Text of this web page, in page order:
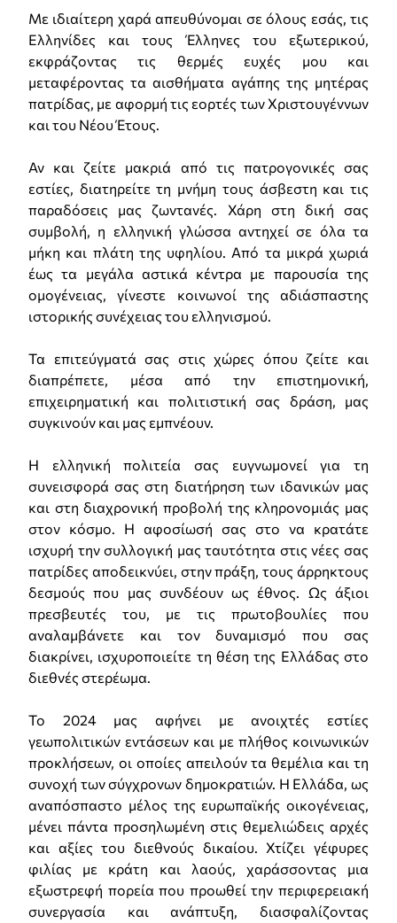
Με ιδιαίτερη χαρά απευθύνομαι σε όλους εσάς, τις
Ελληνίδες και τους Έλληνες του εξωτερικού,
εκφράζοντας τις θερμές ευχές μου και
μεταφέροντας τα αισθήματα αγάπης της μητέρας
πατρίδας, με αφορμή τις εορτές των Χριστουγέννων
και του Νέου Έτους.
Αν και ζείτε μακριά από τις πατρογονικές σας
εστίες, διατηρείτε τη μνήμη τους άσβεστη και τις
παραδόσεις μας ζωντανές. Χάρη στη δική σας
συμβολή, η ελληνική γλώσσα αντηχεί σε όλα τα
μήκη και πλάτη της υφηλίου. Από τα μικρά χωριά
έως τα μεγάλα αστικά κέντρα με παρουσία της
ομογένειας, γίνεστε κοινωνοί της αδιάσπαστης
ιστορικής συνέχειας του ελληνισμού.
Τα επιτεύγματά σας στις χώρες όπου ζείτε και
διαπρέπετε, μέσα από την επιστημονική,
επιχειρηματική και πολιτιστική σας δράση, μας
συγκινούν και μας εμπνέουν.
Η ελληνική πολιτεία σας ευγνωμονεί για τη
συνεισφορά σας στη διατήρηση των ιδανικών μας
και στη διαχρονική προβολή της κληρονομιάς μας
στον κόσμο. Η αφοσίωσή σας στο να κρατάτε
ισχυρή την συλλογική μας ταυτότητα στις νέες σας
πατρίδες αποδεικνύει, στην πράξη, τους άρρηκτους
δεσμούς που μας συνδέουν ως έθνος. Ως άξιοι
πρεσβευτές του, με τις πρωτοβουλίες που
αναλαμβάνετε και τον δυναμισμό που σας
διακρίνει, ισχυροποιείτε τη θέση της Ελλάδας στο
διεθνές στερέωμα.
Το 2024 μας αφήνει με ανοιχτές εστίες
γεωπολιτικών εντάσεων και με πλήθος κοινωνικών
προκλήσεων, οι οποίες απειλούν τα θεμέλια και τη
συνοχή των σύγχρονων δημοκρατιών. Η Ελλάδα, ως
αναπόσπαστο μέλος της ευρωπαϊκής οικογένειας,
μένει πάντα προσηλωμένη στις θεμελιώδεις αρχές
και αξίες του διεθνούς δικαίου. Χτίζει γέφυρες
φιλίας με κράτη και λαούς, χαράσσοντας μια
εξωστρεφή πορεία που προωθεί την περιφερειακή
συνεργασία και ανάπτυξη, διασφαλίζοντας